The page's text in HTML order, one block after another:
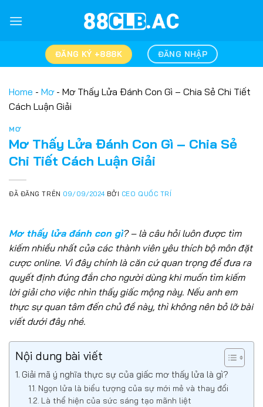
đến
ĐĂNG KÝ +888K ĐĂNG NHẬP
Home - Mơ- Mơ Thấy Lửa Đánh Con Gì – Chia Sẻ Chi Tiết
Cách Luận Giải
MƠ
Mơ Thấy Lửa Đánh Con Gì – Chia Sẻ
Chi Tiết Cách Luận Giải
ĐÃ ĐĂNG TRÊN 09/09/2024 BỞI CEO QUỐC TRÍ
Mơ thấy lửa đánh con gì? – là câu hỏi luôn được tìm
kiếm nhiều nhất của các thành viên yêu thích bộ môn đặt
cược online. Vì đây chính là căn cứ quan trọng để đưa ra
quyết định đúng đắn cho người dùng khi muốn tìm kiếm
lời giải cho việc nhìn thấy giấc mộng này. Nếu anh em
thực sự quan tâm đến chủ đề này, thì không nên bỏ lỡ bài
viết dưới đây nhé.
Nội dung bài viết
Giải mã ý nghĩa thực sự của giấc mơ thấy lửa là gì?
Ngọn lửa là biểu tượng của sự mới mẻ và thay đổi
Là thể hiện của sức sáng tạo mãnh liệt